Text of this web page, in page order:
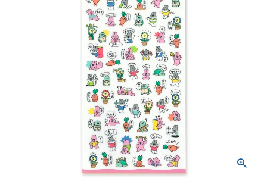
だっとちゃん ばいばいべあ
ようこそ
かわうそ
ゆるあにまる
ツンダちゃん ウサコレフレンズ
一期一会 その他
文具小物
雑貨
もっとヒトコトそえるシール う